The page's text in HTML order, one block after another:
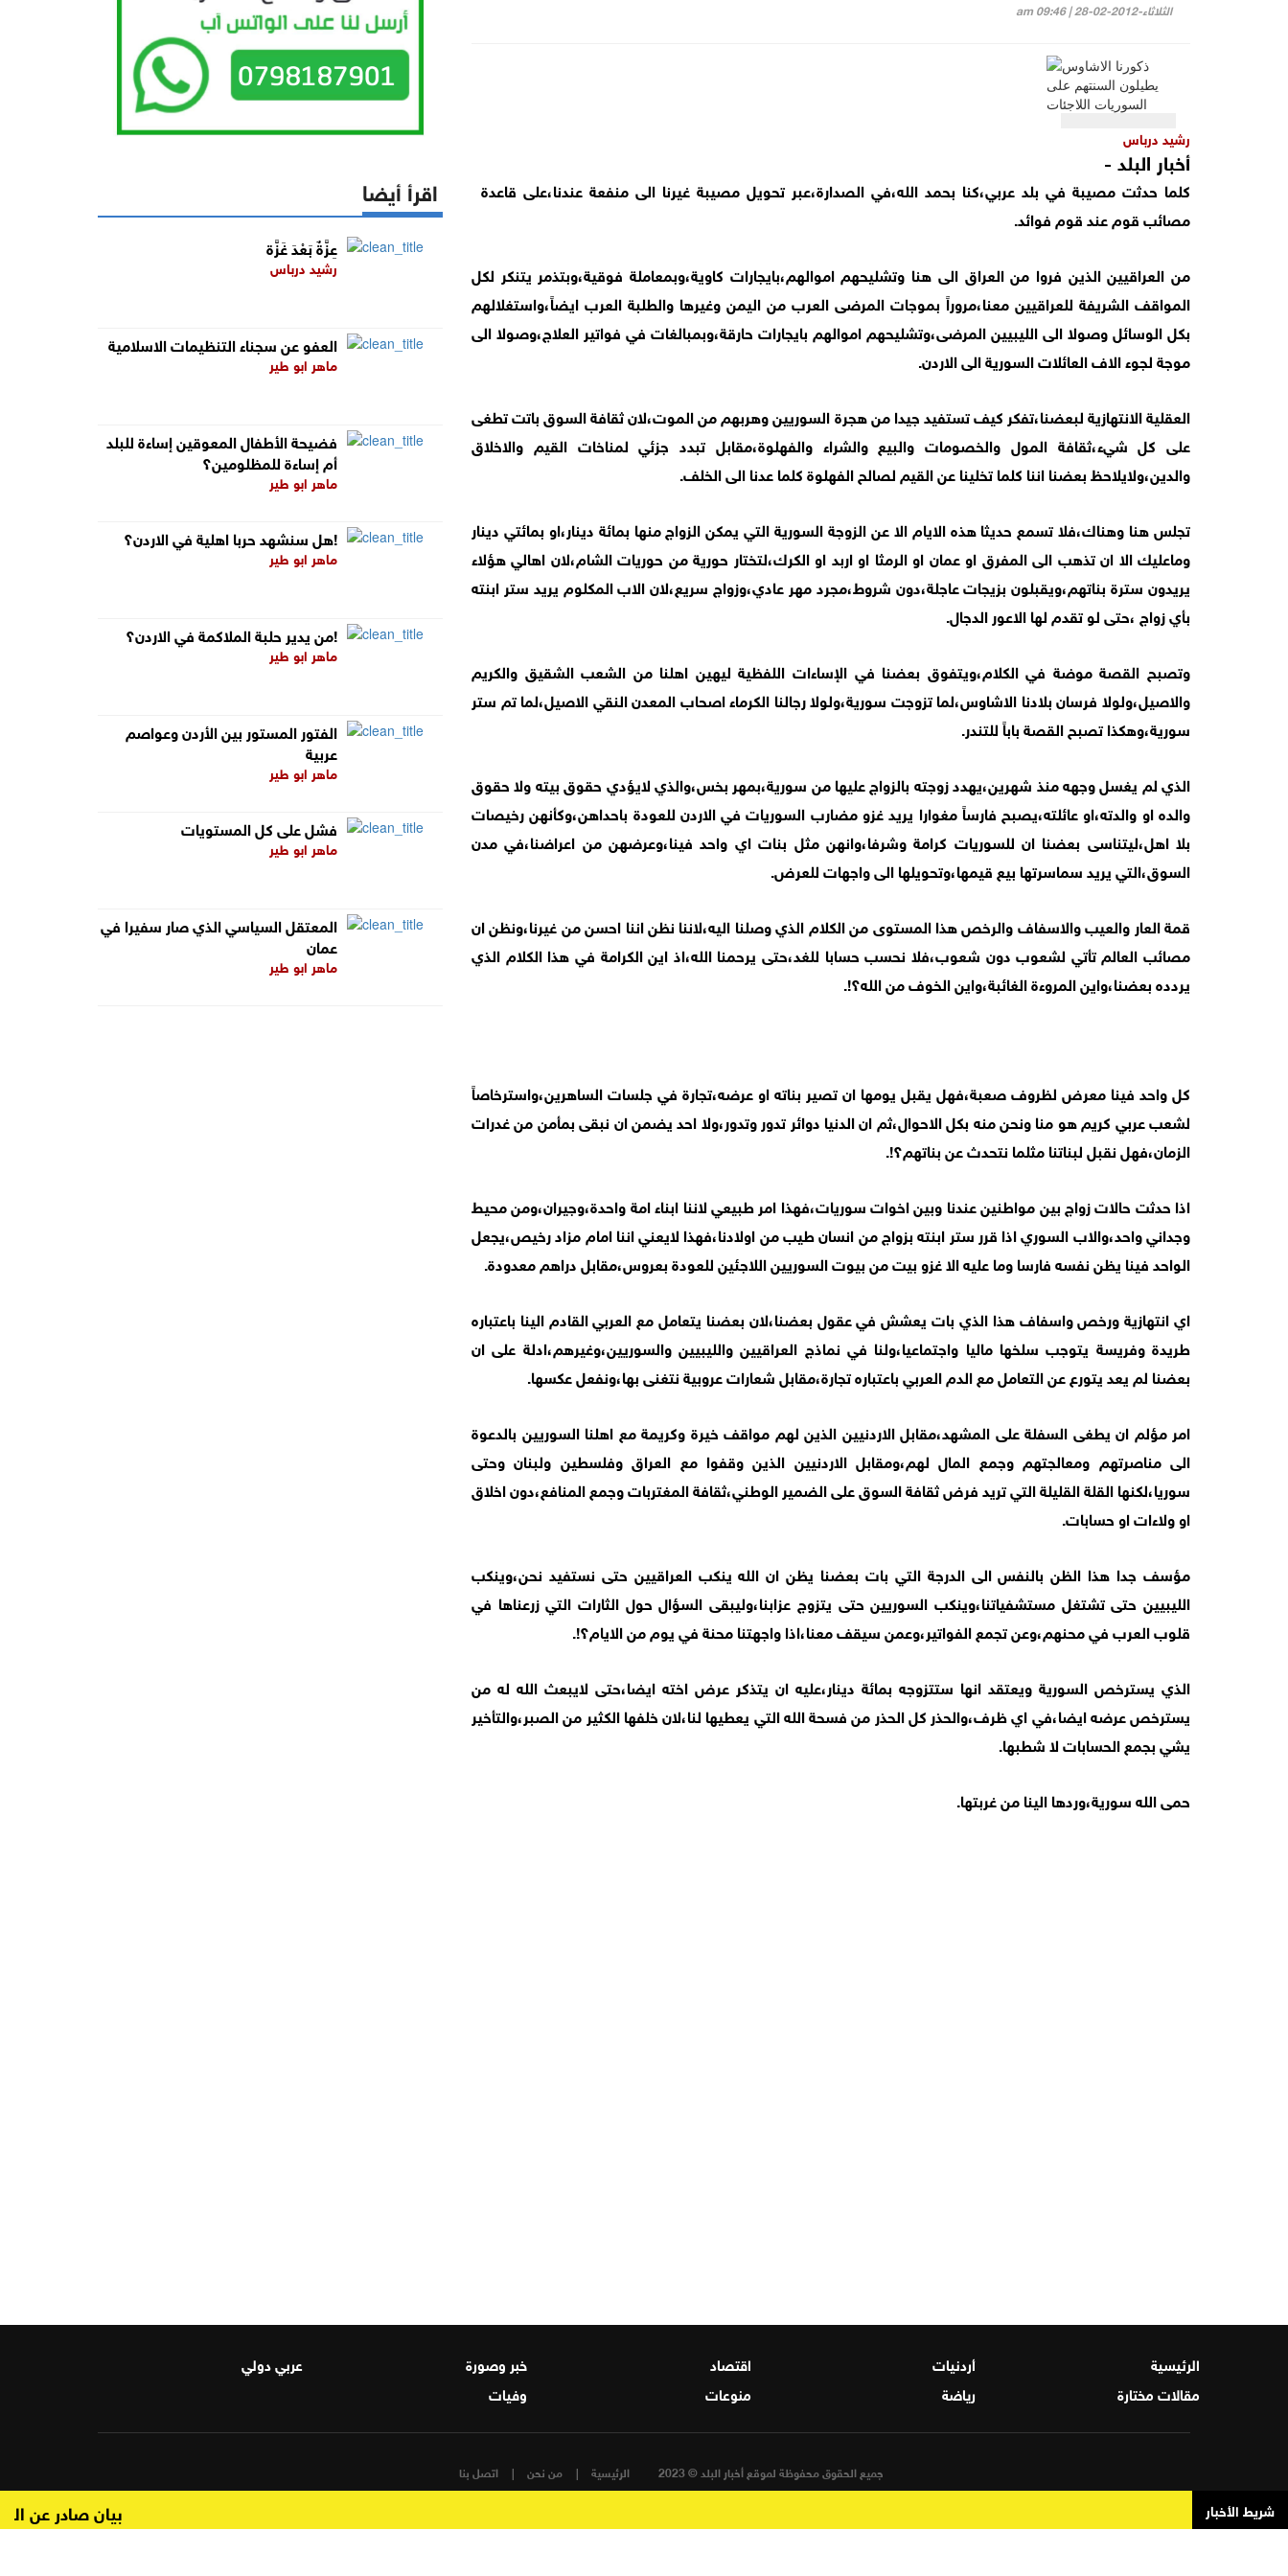
الثلاثاء-2012-02-28 | 09:46 am
رشيد درباس
أخبار البلد -
كلما حدثت مصيبة في بلد عربي،كنا بحمد الله،في الصدارة،عبر تحويل مصيبة غيرنا الى منفعة عندنا،على قاعدة
مصائب قوم عند قوم فوائد.
من العراقيين الذين فروا من العراق الى هنا وتشليحهم اموالهم،بايجارات كاوية،وبمعاملة فوقية،وبتذمر يتنكر لكل
المواقف الشريفة للعراقيين معنا،مروراً بموجات المرضى العرب من اليمن وغيرها والطلبة العرب ايضاً،واستغلالهم
بكل الوسائل وصولا الى الليبيين المرضى،وتشليحهم اموالهم بايجارات حارقة،وبمبالغات في فواتير العلاج،وصولا الى
موجة لجوء الاف العائلات السورية الى الاردن.
العقلية الانتهازية لبعضنا،تفكر كيف تستفيد جيدا من هجرة السوريين وهربهم من الموت،لان ثقافة السوق باتت تطغى
على كل شيء،ثقافة المول والخصومات والبيع والشراء والفهلوة،مقابل تبدد جزئي لمناخات القيم والاخلاق
والدين،ولايلاحظ بعضنا اننا كلما تخلينا عن القيم لصالح الفهلوة كلما عدنا الى الخلف.
تجلس هنا وهناك،فلا تسمع حديثا هذه الايام الا عن الزوجة السورية التي يمكن الزواج منها بمائة دينار،او بمائتي دينار
وماعليك الا ان تذهب الى المفرق او عمان او الرمثا او اربد او الكرك،لتختار حورية من حوريات الشام،لان اهالي هؤلاء
يريدون سترة بناتهم،ويقبلون بزيجات عاجلة،دون شروط،مجرد مهر عادي،وزواج سريع،لان الاب المكلوم يريد ستر ابنته
بأي زواج ،حتى لو تقدم لها الاعور الدجال.
وتصبح القصة موضة في الكلام،ويتفوق بعضنا في الإساءات اللفظية ليهين اهلنا من الشعب الشقيق والكريم
والاصيل،ولولا فرسان بلادنا الاشاوس،لما تزوجت سورية،ولولا رجالنا الكرماء اصحاب المعدن النقي الاصيل،لما تم ستر
سورية،وهكذا تصبح القصة باباً للتندر.
الذي لم يغسل وجهه منذ شهرين،يهدد زوجته بالزواج عليها من سورية،بمهر بخس،والذي لايؤدي حقوق بيته ولا حقوق
والده او والدته،او عائلته،يصبح فارساً مغوارا يريد غزو مضارب السوريات في الاردن للعودة باحداهن،وكأنهن رخيصات
بلا اهل،ليتناسى بعضنا ان للسوريات كرامة وشرفا،وانهن مثل بنات اي واحد فينا،وعرضهن من اعراضنا،في مدن
السوق،التي يريد سماسرتها بيع قيمها،وتحويلها الى واجهات للعرض.
قمة العار والعيب والاسفاف والرخص هذا المستوى من الكلام الذي وصلنا اليه،لاننا نظن اننا احسن من غيرنا،ونظن ان
مصائب العالم تأتي لشعوب دون شعوب،فلا نحسب حسابا للغد،حتى يرحمنا الله،اذ اين الكرامة في هذا الكلام الذي
يردده بعضنا،واين المروءة الغائبة،واين الخوف من الله؟!.
كل واحد فينا معرض لظروف صعبة،فهل يقبل يومها ان تصير بناته او عرضه،تجارة في جلسات الساهرين،واسترخاصاً
لشعب عربي كريم هو منا ونحن منه بكل الاحوال،ثم ان الدنيا دوائر تدور وتدور،ولا احد يضمن ان نبقى بمأمن من غدرات
الزمان،فهل نقبل لبناتنا مثلما نتحدث عن بناتهم؟!.
اذا حدثت حالات زواج بين مواطنين عندنا وبين اخوات سوريات،فهذا امر طبيعي لاننا ابناء امة واحدة،وجيران،ومن محيط
وجداني واحد،والاب السوري اذا قرر ستر ابنته بزواج من انسان طيب من اولادنا،فهذا لايعني اننا امام مزاد رخيص،يجعل
الواحد فينا يظن نفسه فارسا وما عليه الا غزو بيت من بيوت السوريين اللاجئين للعودة بعروس،مقابل دراهم معدودة.
اي انتهازية ورخص واسفاف هذا الذي بات يعشش في عقول بعضنا،لان بعضنا يتعامل مع العربي القادم الينا باعتباره
طريدة وفريسة يتوجب سلخها ماليا واجتماعيا،ولنا في نماذج العراقيين والليبيين والسوريين،وغيرهم،ادلة على ان
بعضنا لم يعد يتورع عن التعامل مع الدم العربي باعتباره تجارة،مقابل شعارات عروبية نتغنى بها،ونفعل عكسها.
امر مؤلم ان يطغى السفلة على المشهد،مقابل الاردنيين الذين لهم مواقف خيرة وكريمة مع اهلنا السوريين بالدعوة
الى مناصرتهم ومعالجتهم وجمع المال لهم،ومقابل الاردنيين الذين وقفوا مع العراق وفلسطين ولبنان وحتى
سوريا،لكنها القلة القليلة التي تريد فرض ثقافة السوق على الضمير الوطني،ثقافة المغتربات وجمع المنافع،دون اخلاق
او ولاءات او حسابات.
مؤسف جدا هذا الظن بالنفس الى الدرجة التي بات بعضنا يظن ان الله ينكب العراقيين حتى نستفيد نحن،وينكب
الليبيين حتى تشتغل مستشفياتنا،وينكب السوريين حتى يتزوج عزابنا،وليبقى السؤال حول الثارات التي زرعناها في
قلوب العرب في محنهم،وعن تجمع الفواتير،وعمن سيقف معنا،اذا واجهتنا محنة في يوم من الايام؟!.
الذي يسترخص السورية ويعتقد انها ستتزوجه بمائة دينار،عليه ان يتذكر عرض اخته ايضا،حتى لايبعث الله له من
يسترخص عرضه ايضا،في اي ظرف،والحذر كل الحذر من فسحة الله التي يعطيها لنا،لان خلفها الكثير من الصبر،والتأخير
يشي بجمع الحسابات لا شطبها.
حمى الله سورية،وردها الينا من غربتها.
اقرأ أيضا
عِزَّةٌ بَعْدَ غَزَّة
رشيد درباس
العفو عن سجناء التنظيمات الاسلامية
ماهر ابو طير
فضيحة الأطفال المعوقين إساءة للبلد
أم إساءة للمظلومين؟
ماهر ابو طير
هل سنشهد حربا اهلية في الاردن؟!
ماهر ابو طير
من يدير حلبة الملاكمة في الاردن؟!
ماهر ابو طير
الفتور المستور بين الأردن وعواصم
عربية
ماهر ابو طير
فشل على كل المستويات
ماهر ابو طير
المعتقل السياسي الذي صار سفيرا في
عمان
ماهر ابو طير
شريط الأخبار بيان صادر عن اللجنة
الرئيسية أردنيات اقتصاد خبر وصورة
عربي دولي
مقالات مختارة
رياضة منوعات وفيات
جميع الحقوق محفوظة لموقع أخبار البلد © 2023 اتصل بنا من نحن الرئيسية